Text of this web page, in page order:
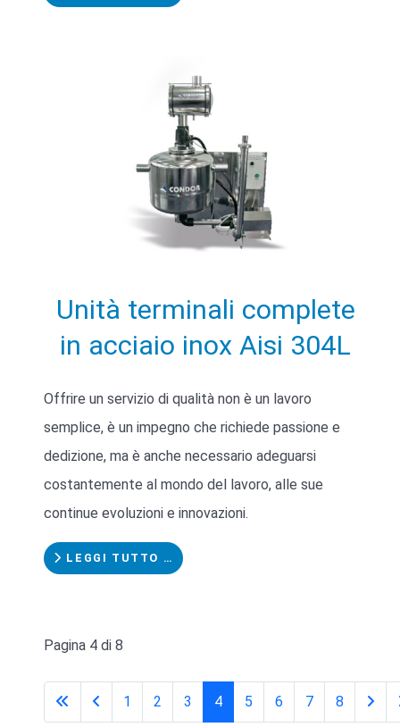
Unità terminali complete
in acciaio inox Aisi 304L
Offrire un servizio di qualità non è un lavoro
semplice, è un impegno che richiede passione e
dedizione, ma è anche necessario adeguarsi
costantemente al mondo del lavoro, alle sue
continue evoluzioni e innovazioni.
LEGGI TUTTO …
Pagina 4 di 8
1 2 3 4 5 6 7 8